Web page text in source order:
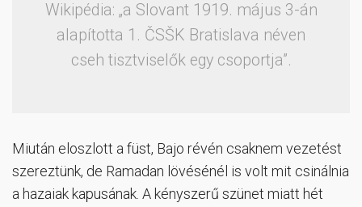
Wikipédia: „a Slovant 1919. május 3-án
alapította 1. ČSŠK Bratislava néven
cseh tisztviselők egy csoportja”.
Miután eloszlott a füst, Bajo révén csaknem vezetést
szereztünk, de Ramadan lövésénél is volt mit csinálnia
a hazaiak kapusának. A kényszerű szünet miatt hét